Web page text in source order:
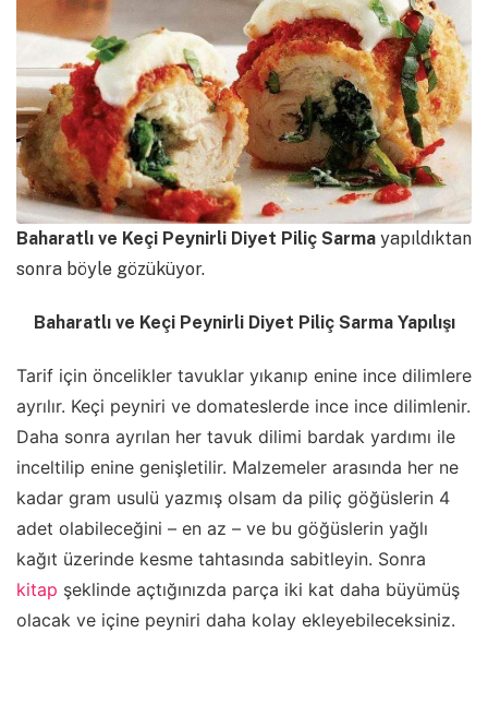
Baharatlı ve Keçi Peynirli Diyet Piliç Sarma yapıldıktan
sonra böyle gözüküyor.
Baharatlı ve Keçi Peynirli Diyet Piliç Sarma Yapılışı
Tarif için öncelikler tavuklar yıkanıp enine ince dilimlere
ayrılır. Keçi peyniri ve domateslerde ince ince dilimlenir.
Daha sonra ayrılan her tavuk dilimi bardak yardımı ile
inceltilip enine genişletilir. Malzemeler arasında her ne
kadar gram usulü yazmış olsam da piliç göğüslerin 4
adet olabileceğini – en az – ve bu göğüslerin yağlı
kağıt üzerinde kesme tahtasında sabitleyin. Sonra
kitap şeklinde açtığınızda parça iki kat daha büyümüş
olacak ve içine peyniri daha kolay ekleyebileceksiniz.